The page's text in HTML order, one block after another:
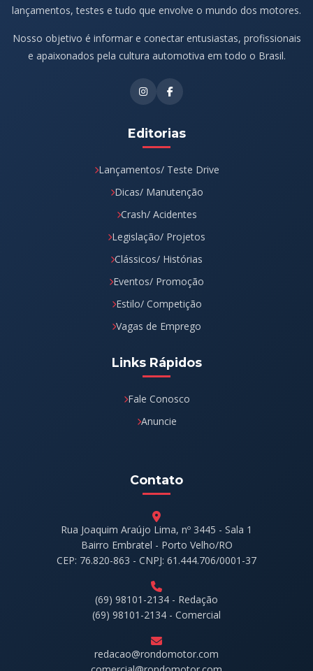
lançamentos, testes e tudo que envolve o mundo dos motores.
Nosso objetivo é informar e conectar entusiastas, profissionais
e apaixonados pela cultura automotiva em todo o Brasil.
Editorias
Lançamentos/ Teste Drive
Dicas/ Manutenção
Crash/ Acidentes
Legislação/ Projetos
Clássicos/ Histórias
Eventos/ Promoção
Estilo/ Competição
Vagas de Emprego
Links Rápidos
Fale Conosco
Anuncie
Contato
Rua Joaquim Araújo Lima, nº 3445 - Sala 1
Bairro Embratel - Porto Velho/RO
CEP: 76.820-863 - CNPJ: 61.444.706/0001-37
(69) 98101-2134 - Redação
(69) 98101-2134 - Comercial
redacao@rondomotor.com